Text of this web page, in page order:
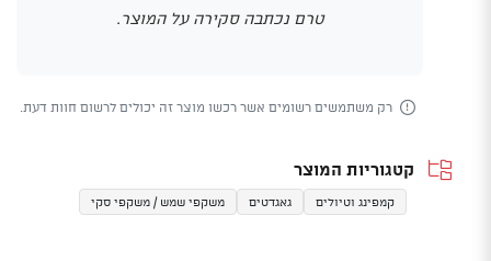
טרם נכתבה סקירה על המוצר.
רק משתמשים רשומים אשר רכשו מוצר זה יכולים לרשום חוות דעת.
קטגוריות המוצר
קמפינג וטיולים גאגדטים משקפי שמש / משקפי סקי